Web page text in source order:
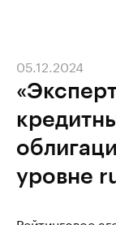
уровне
05.12.2024